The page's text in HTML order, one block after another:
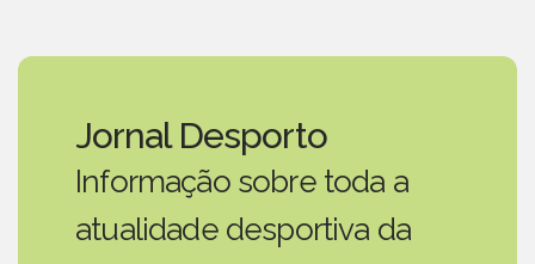
Jornal Desporto
Informação sobre toda a
atualidade desportiva da